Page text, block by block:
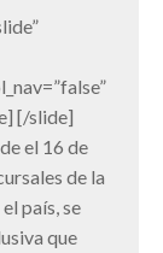
[/slide]
el 16 de
de la
país, se
que